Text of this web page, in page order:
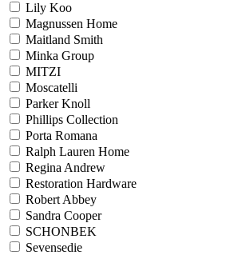
Lily Koo
Magnussen Home
Maitland Smith
Minka Group
MITZI
Moscatelli
Parker Knoll
Phillips Collection
Porta Romana
Ralph Lauren Home
Regina Andrew
Restoration Hardware
Robert Abbey
Sandra Cooper
SCHONBEK
Sevensedie